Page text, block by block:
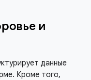
и
данные
Кроме того,